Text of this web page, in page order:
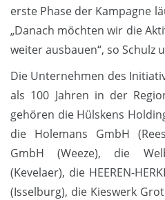
erste Phase der Kampagne
„Danach möchten wir die
weiter ausbauen“, so Schulz
Die Unternehmen des
als 100 Jahren in der
gehören die Hülskens
die Holemans GmbH
GmbH (Weeze), die
(Kevelaer), die HEEREN-
(Isselburg), die Kieswerk